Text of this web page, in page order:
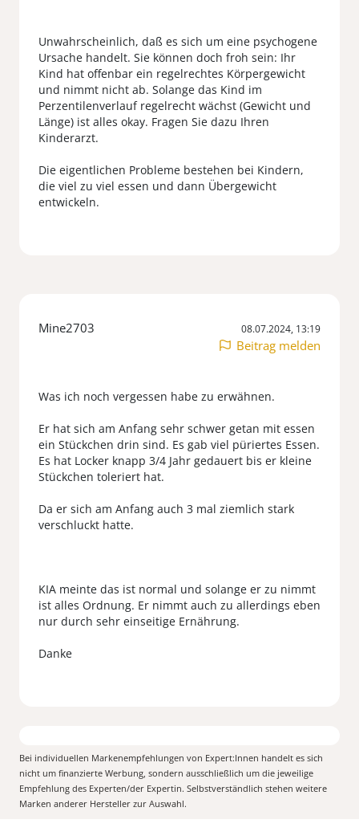
Unwahrscheinlich, daß es sich um eine psychogene
Ursache handelt. Sie können doch froh sein: Ihr
Kind hat offenbar ein regelrechtes Körpergewicht
und nimmt nicht ab. Solange das Kind im
Perzentilenverlauf regelrecht wächst (Gewicht und
Länge) ist alles okay. Fragen Sie dazu Ihren
Kinderarzt.
Die eigentlichen Probleme bestehen bei Kindern,
die viel zu viel essen und dann Übergewicht
Mine2703 08.07.2024, 13:19
Beitrag melden
Was ich noch vergessen habe zu erwähnen.
Er hat sich am Anfang sehr schwer getan mit essen
ein Stückchen drin sind. Es gab viel püriertes Essen.
Es hat Locker knapp 3/4 Jahr gedauert bis er kleine
Stückchen toleriert hat.
Da er sich am Anfang auch 3 mal ziemlich stark
verschluckt hatte.
KIA meinte das ist normal und solange er zu nimmt
ist alles Ordnung. Er nimmt auch zu allerdings eben
nur durch sehr einseitige Ernährung.
Bei individuellen Markenempfehlungen von Expert:Innen handelt es sich
nicht um finanzierte Werbung, sondern ausschließlich um die jeweilige
Empfehlung des Experten/der Expertin. Selbstverständlich stehen weitere
Marken anderer Hersteller zur Auswahl.